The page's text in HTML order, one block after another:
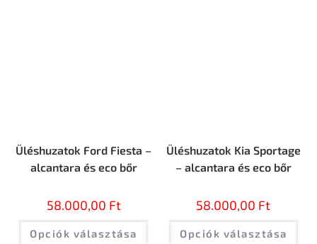
Üléshuzatok Ford Fiesta –
alcantara és eco bőr
58.000,00 Ft
Opciók választása
Üléshuzatok Kia Sportage
– alcantara és eco bőr
58.000,00 Ft
Opciók választása